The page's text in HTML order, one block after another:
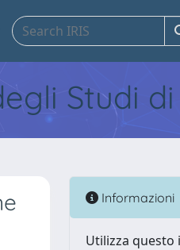
Studi
Informazioni
Utilizza